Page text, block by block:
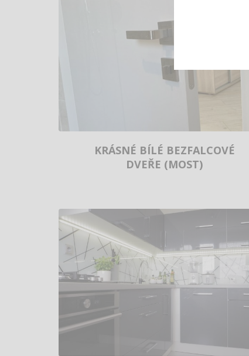
KRÁSNÉ BÍLÉ BEZFALCOVÉ
DVEŘE (MOST)